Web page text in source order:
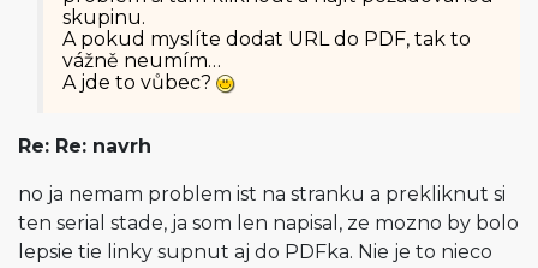
skupinu.
A pokud myslíte dodat URL do PDF, tak to
vážně neumím…
A jde to vůbec?
Re: Re: navrh
no ja nemam problem ist na stranku a prekliknut si
ten serial stade, ja som len napisal, ze mozno by bolo
lepsie tie linky supnut aj do PDFka. Nie je to nieco